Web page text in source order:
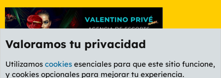
Foro Informática y Videojuegos
Valoramos tu privacidad
Utilizamos cookies esenciales para que este sitio funcione,
y cookies opcionales para mejorar tu experiencia.